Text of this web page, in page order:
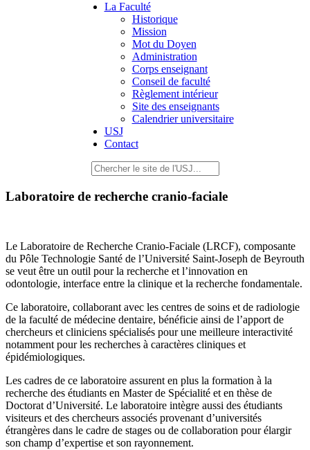
La Faculté
Historique
Mission
Mot du Doyen
Administration
Corps enseignant
Conseil de faculté
Règlement intérieur
Site des enseignants
Calendrier universitaire
USJ
Contact
Laboratoire de recherche cranio-faciale
Le Laboratoire de Recherche Cranio-Faciale (LRCF), composante
du Pôle Technologie Santé de l’Université Saint-Joseph de Beyrouth
se veut être un outil pour la recherche et l’innovation en
odontologie, interface entre la clinique et la recherche fondamentale.
Ce laboratoire, collaborant avec les centres de soins et de radiologie
de la faculté de médecine dentaire, bénéficie ainsi de l’apport de
chercheurs et cliniciens spécialisés pour une meilleure interactivité
notamment pour les recherches à caractères cliniques et
épidémiologiques.
Les cadres de ce laboratoire assurent en plus la formation à la
recherche des étudiants en Master de Spécialité et en thèse de
Doctorat d’Université. Le laboratoire intègre aussi des étudiants
visiteurs et des chercheurs associés provenant d’universités
étrangères dans le cadre de stages ou de collaboration pour élargir
son champ d’expertise et son rayonnement.